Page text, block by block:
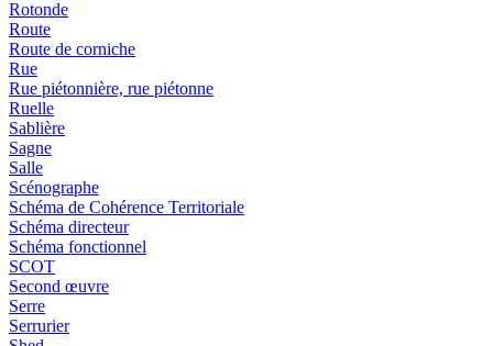
Rotonde
Route
Route de corniche
Rue
Rue piétonnière, rue piétonne
Ruelle
Sablière
Sagne
Salle
Scénographe
Schéma de Cohérence Territoriale
Schéma directeur
Schéma fonctionnel
SCOT
Second œuvre
Serre
Serrurier